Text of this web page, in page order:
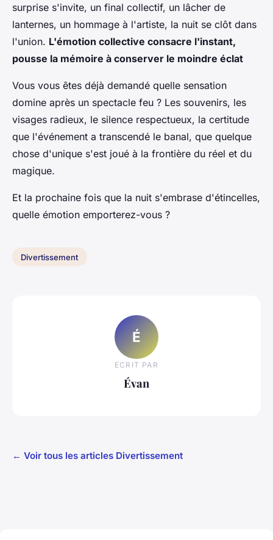
surprise s'invite, un final collectif, un lâcher de
lanternes, un hommage à l'artiste, la nuit se clôt dans
l'union. L'émotion collective consacre l'instant,
pousse la mémoire à conserver le moindre éclat
Vous vous êtes déjà demandé quelle sensation
domine après un spectacle feu ? Les souvenirs, les
visages radieux, le silence respectueux, la certitude
que l'événement a transcendé le banal, que quelque
chose d'unique s'est joué à la frontière du réel et du
magique.
Et la prochaine fois que la nuit s'embrase d'étincelles,
quelle émotion emporterez-vous ?
Divertissement
É
ECRIT PAR
Évan
← Voir tous les articles Divertissement